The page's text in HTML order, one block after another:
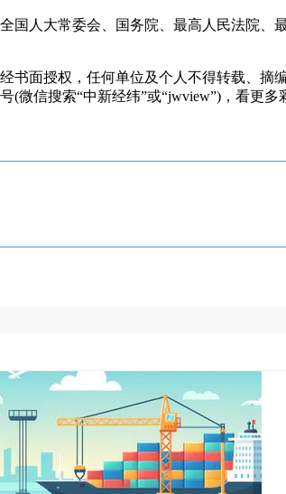
人大常委会、国务院、最高人民法院、最
书面授权，任何单位及个人不得转载、摘
(微信搜索“中新经纬”或“jwview”)，看更多